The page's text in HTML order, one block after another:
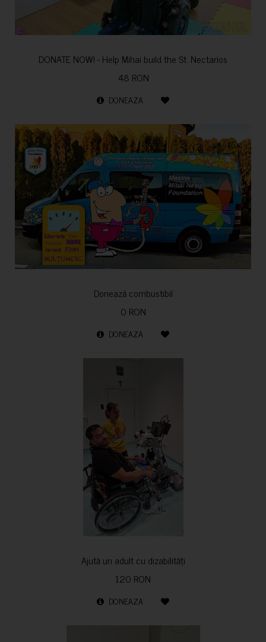
DONATE NOW! - Help Mihai build the St. Nectarios
48 RON
DONEAZA
Donează combustibil
0 RON
DONEAZA
Ajută un adult cu dizabilități
120 RON
DONEAZA